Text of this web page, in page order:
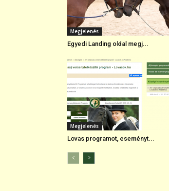
Megjelenés
Egyedi Landing oldal megj...
Megjelenés
Lovas programot, eseményt...